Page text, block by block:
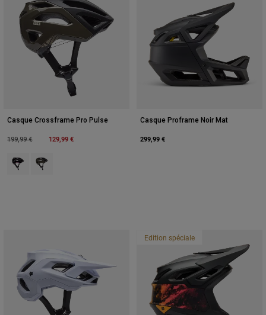
Casque Crossframe Pro Pulse
Price reduced from
199,99 €to 129,99 €
Product swatch type of Rose Poussière.
Product swatch type of Sable.
Casque Proframe Noir Mat
299,99 €
Edition spéciale